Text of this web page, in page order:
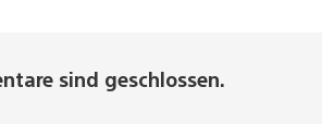
sind geschlossen.